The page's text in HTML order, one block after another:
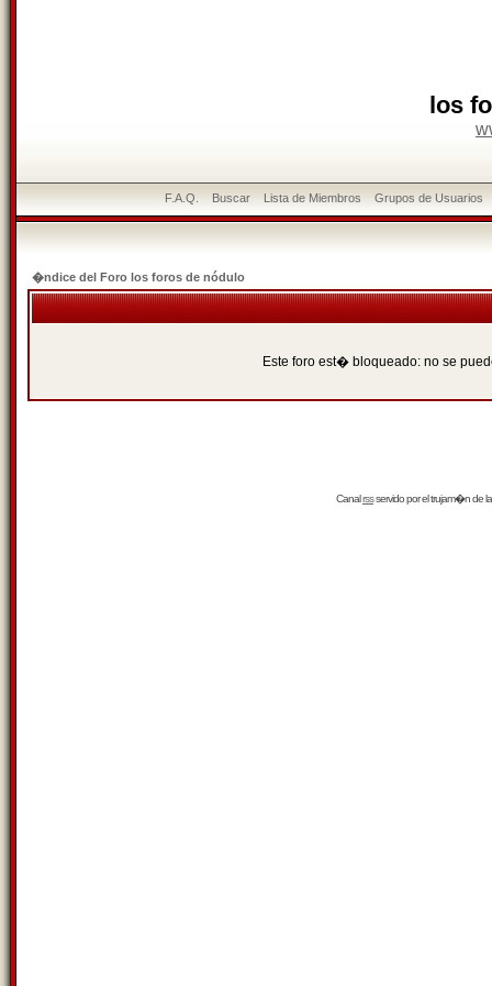
los
F.A.Q. Buscar Lista de Miembros Grupos de Usuarios
�ndice del Foro los foros de nódulo
Este foro est� bloqueado: no se
Canalrssservido por eltrujam�nde